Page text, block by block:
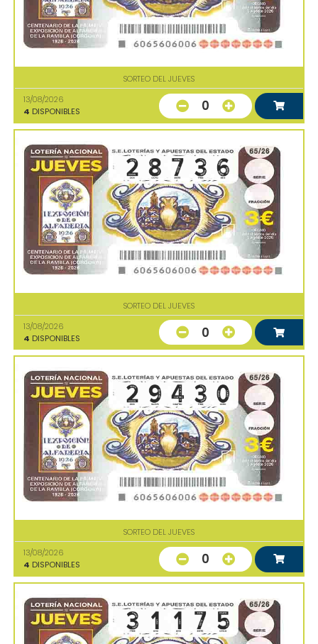
SORTEO DEL JUEVES
13/08/2026
4 DISPONIBLES 0
SORTEO DEL JUEVES
13/08/2026
4 DISPONIBLES 0
SORTEO DEL JUEVES
13/08/2026
4 DISPONIBLES 0